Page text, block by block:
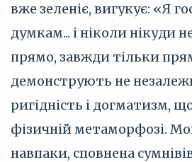
вже зеленіє, вигукує: «Я
думкам... і ніколи нікуди
прямо, завжди тільки
демонструють не
ригідність і догматизм,
фізичній метаморфозі.
навпаки, сповнена